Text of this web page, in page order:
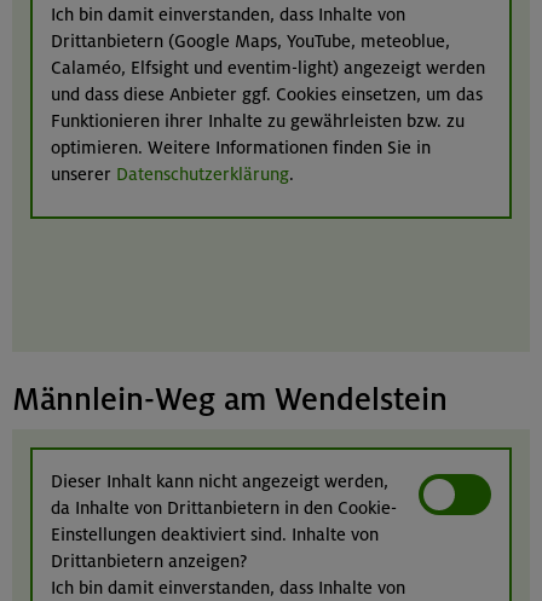
Ich bin damit einverstanden, dass Inhalte von
Drittanbietern (Google Maps, YouTube, meteoblue,
Calaméo, Elfsight und eventim-light) angezeigt werden
und dass diese Anbieter ggf. Cookies einsetzen, um das
Funktionieren ihrer Inhalte zu gewährleisten bzw. zu
optimieren. Weitere Informationen finden Sie in
unserer Datenschutzerklärung.
Männlein-Weg am Wendelstein
Dieser Inhalt kann nicht angezeigt werden,
da Inhalte von Drittanbietern in den Cookie-
Einstellungen deaktiviert sind. Inhalte von
Drittanbietern anzeigen?
Ich bin damit einverstanden, dass Inhalte von